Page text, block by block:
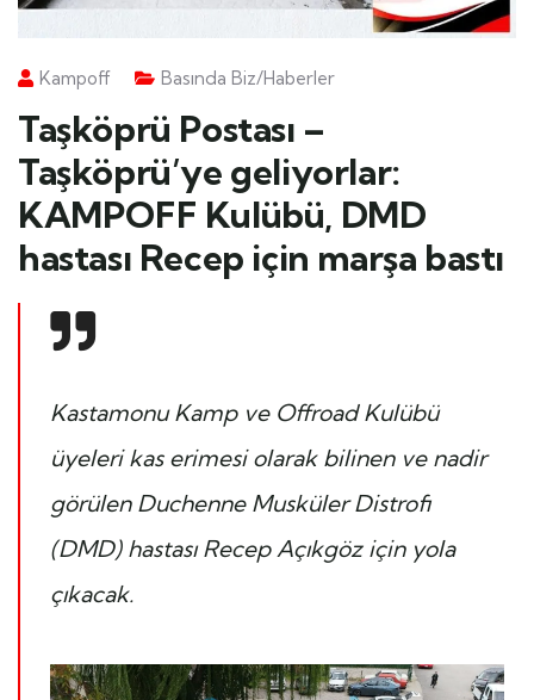
Kampoff Basında Biz/Haberler
Taşköprü Postası –
Taşköprü’ye geliyorlar:
KAMPOFF Kulübü, DMD
hastası Recep için marşa bastı
Kastamonu Kamp ve Offroad Kulübü
üyeleri kas erimesi olarak bilinen ve nadir
görülen Duchenne Musküler Distrofi
(DMD) hastası Recep Açıkgöz için yola
çıkacak.